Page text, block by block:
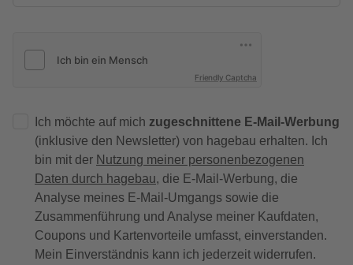
Friendly Captcha
Ich möchte auf mich zugeschnittene E-Mail-Werbung
(inklusive den Newsletter) von hagebau erhalten. Ich
bin mit der Nutzung meiner personenbezogenen
Daten durch hagebau, die E-Mail-Werbung, die
Analyse meines E-Mail-Umgangs sowie die
Zusammenführung und Analyse meiner Kaufdaten,
Coupons und Kartenvorteile umfasst, einverstanden.
Mein Einverständnis kann ich jederzeit widerrufen.